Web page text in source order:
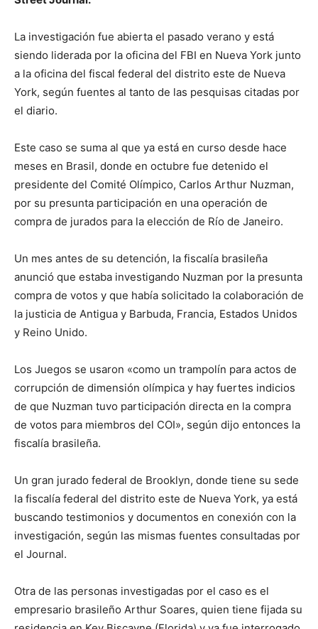
La investigación fue abierta el pasado verano y está
siendo liderada por la oficina del FBI en Nueva York junto
a la oficina del fiscal federal del distrito este de Nueva
York, según fuentes al tanto de las pesquisas citadas por
el diario.
Este caso se suma al que ya está en curso desde hace
meses en Brasil, donde en octubre fue detenido el
presidente del Comité Olímpico, Carlos Arthur Nuzman,
por su presunta participación en una operación de
compra de jurados para la elección de Río de Janeiro.
Un mes antes de su detención, la fiscalía brasileña
anunció que estaba investigando Nuzman por la presunta
compra de votos y que había solicitado la colaboración de
la justicia de Antigua y Barbuda, Francia, Estados Unidos
y Reino Unido.
Los Juegos se usaron «como un trampolín para actos de
corrupción de dimensión olímpica y hay fuertes indicios
de que Nuzman tuvo participación directa en la compra
de votos para miembros del COI», según dijo entonces la
fiscalía brasileña.
Un gran jurado federal de Brooklyn, donde tiene su sede
la fiscalía federal del distrito este de Nueva York, ya está
buscando testimonios y documentos en conexión con la
investigación, según las mismas fuentes consultadas por
el Journal.
Otra de las personas investigadas por el caso es el
empresario brasileño Arthur Soares, quien tiene fijada su